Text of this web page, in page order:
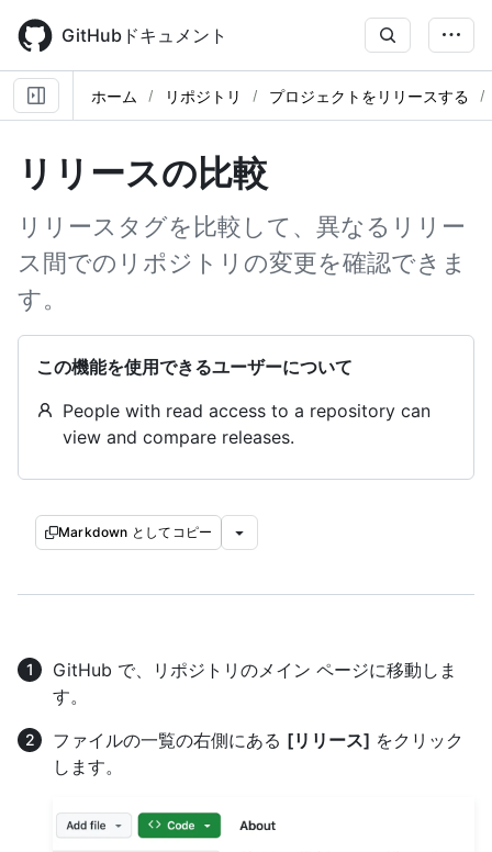
main
content
GitHubドキュメント
ホーム リポジトリ プロジェクトをリリースする
リリースの比較
リリースタグを比較して、異なるリリー
ス間でのリポジトリの変更を確認できま
す。
この機能を使用できるユーザーについて
People with read access to a repository can
view and compare releases.
Markdown としてコピー
GitHub で、リポジトリのメイン ページに移動しま
す。
ファイルの一覧の右側にある [リリース] をクリック
します。